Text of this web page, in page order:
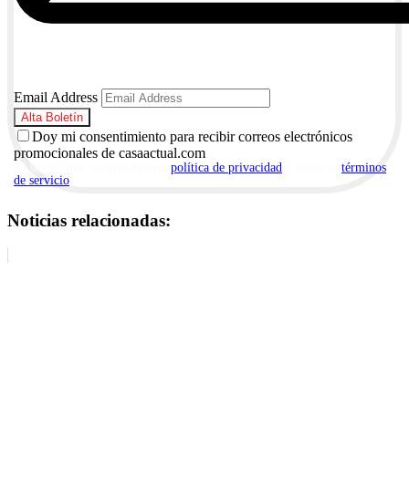
Email Address
Doy mi consentimiento para recibir correos electrónicos
promocionales de casaactual.com
política de privacidad
términos
de servicio
Noticias relacionadas: